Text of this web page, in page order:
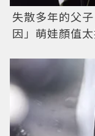
失散多年的父
因」萌娃顏值